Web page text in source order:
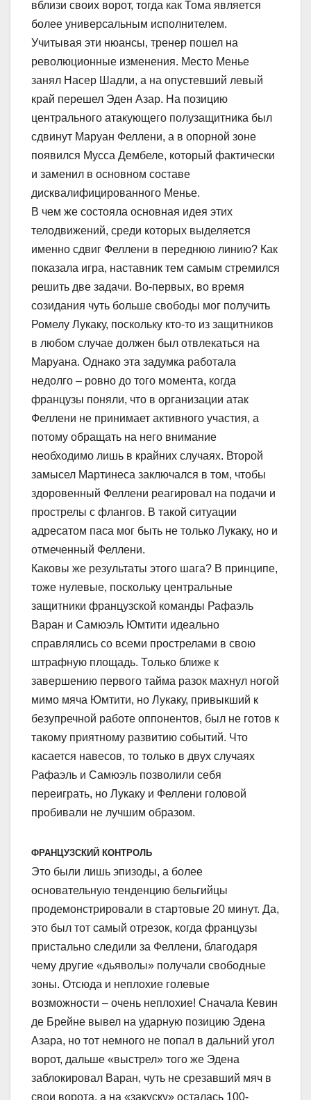
вблизи своих ворот, тогда как Тома является
более универсальным исполнителем.
Учитывая эти нюансы, тренер пошел на
революционные изменения. Место Менье
занял Насер Шадли, а на опустевший левый
край перешел Эден Азар. На позицию
центрального атакующего полузащитника был
сдвинут Маруан Феллени, а в опорной зоне
появился Мусса Дембеле, который фактически
и заменил в основном составе
дисквалифицированного Менье.
В чем же состояла основная идея этих
телодвижений, среди которых выделяется
именно сдвиг Феллени в переднюю линию? Как
показала игра, наставник тем самым стремился
решить две задачи. Во-первых, во время
созидания чуть больше свободы мог получить
Ромелу Лукаку, поскольку кто-то из защитников
в любом случае должен был отвлекаться на
Маруана. Однако эта задумка работала
недолго – ровно до того момента, когда
французы поняли, что в организации атак
Феллени не принимает активного участия, а
потому обращать на него внимание
необходимо лишь в крайних случаях. Второй
замысел Мартинеса заключался в том, чтобы
здоровенный Феллени реагировал на подачи и
прострелы с флангов. В такой ситуации
адресатом паса мог быть не только Лукаку, но и
отмеченный Феллени.
Каковы же результаты этого шага? В принципе,
тоже нулевые, поскольку центральные
защитники французской команды Рафаэль
Варан и Самюэль Юмтити идеально
справлялись со всеми прострелами в свою
штрафную площадь. Только ближе к
завершению первого тайма разок махнул ногой
мимо мяча Юмтити, но Лукаку, привыкший к
безупречной работе оппонентов, был не готов к
такому приятному развитию событий. Что
касается навесов, то только в двух случаях
Рафаэль и Самюэль позволили себя
переиграть, но Лукаку и Феллени головой
пробивали не лучшим образом.
ФРАНЦУЗСКИЙ КОНТРОЛЬ
Это были лишь эпизоды, а более
основательную тенденцию бельгийцы
продемонстрировали в стартовые 20 минут. Да,
это был тот самый отрезок, когда французы
пристально следили за Феллени, благодаря
чему другие «дьяволы» получали свободные
зоны. Отсюда и неплохие голевые
возможности – очень неплохие! Сначала Кевин
де Брейне вывел на ударную позицию Эдена
Азара, но тот немного не попал в дальний угол
ворот, дальше «выстрел» того же Эдена
заблокировал Варан, чуть не срезавший мяч в
свои ворота, а на «закуску» осталась 100-